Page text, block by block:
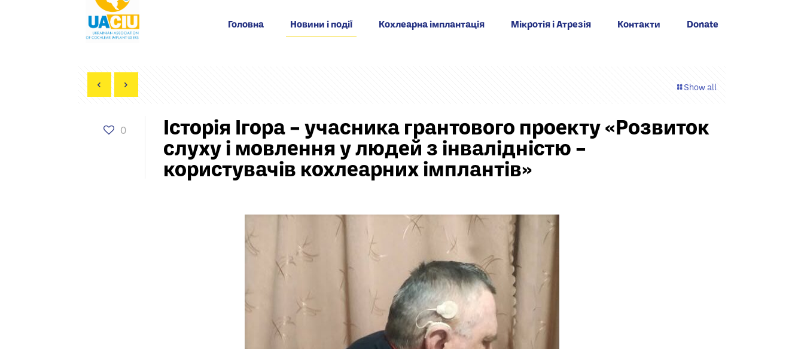
Головна Новини і події Кохлеарна імплантація Мікротія і Атрезія Контакти Donate
Show all
0 Історія Ігора – учасника грантового проекту «Розвиток
слуху і мовлення у людей з інвалідністю –
користувачів кохлеарних імплантів»